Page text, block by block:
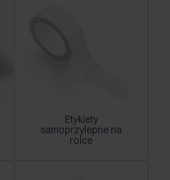
Etykiety
samoprzylepne na
rolce